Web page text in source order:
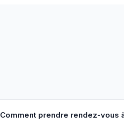
Comment prendre rendez-vous